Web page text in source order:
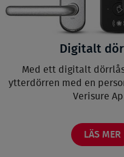
Digitalt
Med ett digitalt
ytterdörren med en
Verisure
LÄS MER